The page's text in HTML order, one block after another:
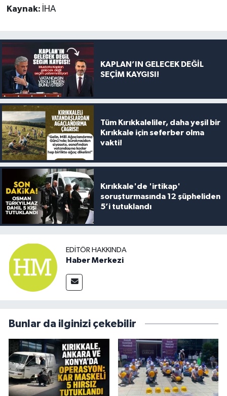
Kaynak: İHA
KAPLAN’IN GELECEK DEĞİL
SEÇİM KAYGISI!
Tüm Kırıkkaleliler, daha yeşil bir
Kırıkkale için seferber olma
vakti!
Kırıkkale'de 'irtikap'
soruşturmasında 12 şüpheliden
5’i tutuklandı
EDITÖR HAKKINDA
Haber Merkezi
Bunlar da ilginizi çekebilir